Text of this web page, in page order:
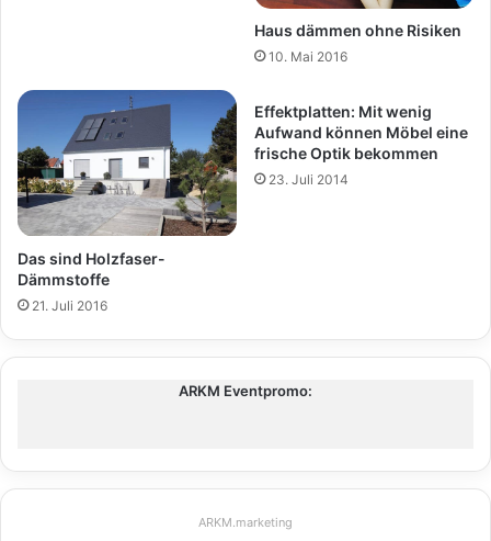
Haus dämmen ohne Risiken
10. Mai 2016
Das sind Holzfaser-
Dämmstoffe
21. Juli 2016
Effektplatten: Mit wenig
Aufwand können Möbel eine
frische Optik bekommen
23. Juli 2014
ARKM Eventpromo:
ARKM.marketing